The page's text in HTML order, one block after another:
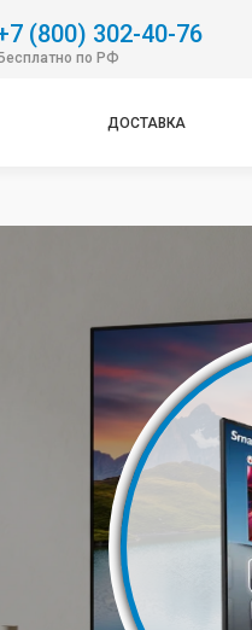
(800) 302-40-76
по РФ
ДОСТАВКА